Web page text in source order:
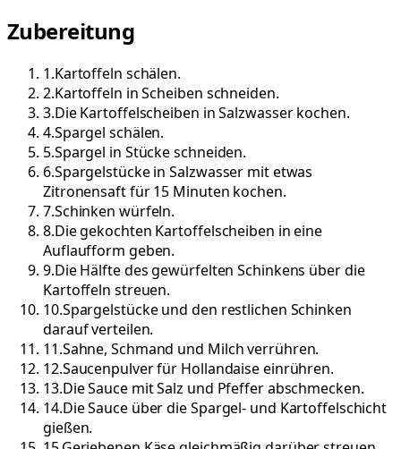
Zubereitung
1.Kartoffeln schälen.
2.Kartoffeln in Scheiben schneiden.
3.Die Kartoffelscheiben in Salzwasser kochen.
4.Spargel schälen.
5.Spargel in Stücke schneiden.
6.Spargelstücke in Salzwasser mit etwas
Zitronensaft für 15 Minuten kochen.
7.Schinken würfeln.
8.Die gekochten Kartoffelscheiben in eine
Auflaufform geben.
9.Die Hälfte des gewürfelten Schinkens über die
Kartoffeln streuen.
10.Spargelstücke und den restlichen Schinken
darauf verteilen.
11.Sahne, Schmand und Milch verrühren.
12.Saucenpulver für Hollandaise einrühren.
13.Die Sauce mit Salz und Pfeffer abschmecken.
14.Die Sauce über die Spargel- und Kartoffelschicht
gießen.